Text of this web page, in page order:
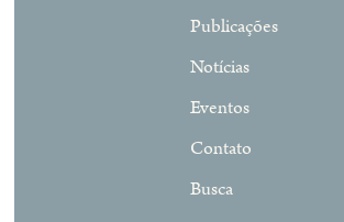
Publicações
Notícias
Eventos
Contato
Busca